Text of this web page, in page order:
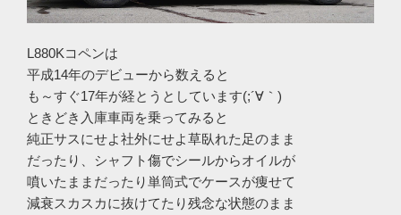
L880Kコペンは
平成14年のデビューから数えると
も～すぐ17年が経とうとしています(;´∀｀)
ときどき入庫車両を乗ってみると
純正サスにせよ社外にせよ草臥れた足のまま
だったり、シャフト傷でシールからオイルが
噴いたままだったり単筒式でケースが痩せて
減衰スカスカに抜けてたり残念な状態のまま